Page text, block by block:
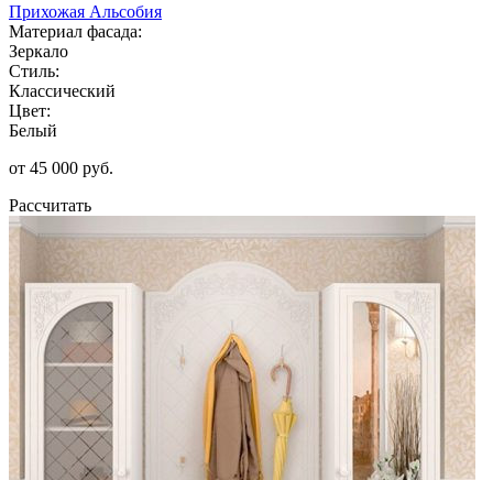
Прихожая Альсобия
Материал фасада:
Зеркало
Стиль:
Классический
Цвет:
Белый
от 45 000 руб.
Рассчитать